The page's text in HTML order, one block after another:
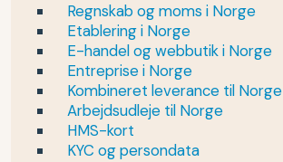
Regnskab og moms i Norge
Etablering i Norge
E-handel og webbutik i Norge
Entreprise i Norge
Kombineret leverance til Norge
Arbejdsudleje til Norge
HMS-kort
KYC og persondata